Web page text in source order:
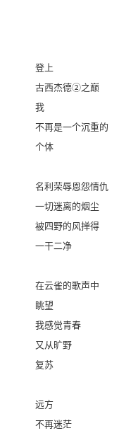
登上
古西杰德②之巅
我
不再是一个沉重的
个体
名利荣辱恩怨情仇
一切迷离的烟尘
被四野的风掸得
一干二净
在云雀的歌声中
眺望
我感觉青春
又从旷野
复苏
远方
不再迷茫